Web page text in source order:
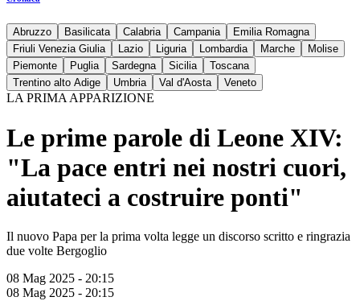
Abruzzo Basilicata Calabria Campania
Emilia Romagna
Friuli Venezia Giulia
Lazio Liguria Lombardia Marche
Molise
Piemonte
Puglia Sardegna Sicilia
Toscana
Trentino alto Adige
Umbria Val d'Aosta Veneto
LA PRIMA APPARIZIONE
Le prime parole di Leone XIV:
"La pace entri nei nostri cuori,
aiutateci a costruire ponti"
Il nuovo Papa per la prima volta legge un discorso scritto e ringrazia
due volte Bergoglio
08 Mag 2025 - 20:15
08 Mag 2025 - 20:15